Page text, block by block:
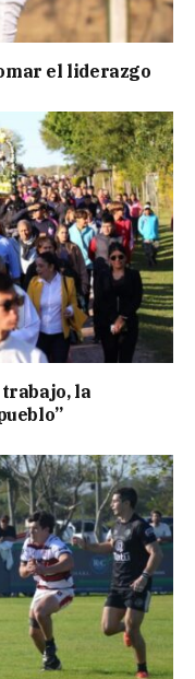
el liderazgo
trabajo, la